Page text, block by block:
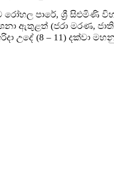
රෝහල පාරේ, ශ්‍රී සිළුමිණි
ඇතුළත් (ජරා මරණ,
උදේ (8 – 11) දක්වා